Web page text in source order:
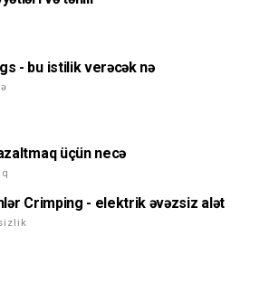
- bu istilik verəcək nə
üçün necə
Crimping - elektrik əvəzsiz alət